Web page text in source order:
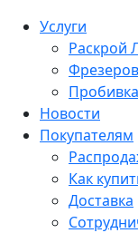
Услуги
Раскрой
Новости
Покупателям
Как
Доставка